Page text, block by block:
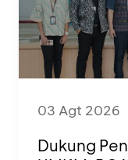
03 Agt 2026
Dukung